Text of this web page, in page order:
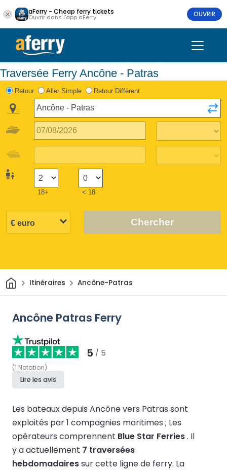
aFerry - Cheap ferry tickets
Ouvrir dans l'app aFerry OUVRIR
Traversée Ferry Ancône - Patras
Retour Aller Simple Retour Différent
18+ < 18
Chercher
Maison
Itinéraires Ancône-Patras
Ancône Patras Ferry
5 / 5
(1 Notation)
Lire les avis
Les bateaux depuis Ancône vers Patras sont
exploités par 1 compagnies maritimes ; Les
opérateurs comprennent Blue Star Ferries. Il
y a actuellement 7 traversées
hebdomadairessur cette ligne de ferry. La